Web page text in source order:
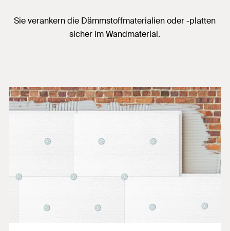
Sie verankern die Dämmstoffmaterialien oder -platten
sicher im Wandmaterial.